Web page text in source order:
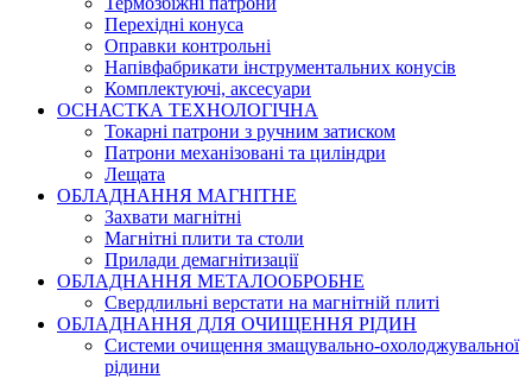
Перехідні конуса
Оправки контрольні
Напівфабрикати інструментальних конусів
Комплектуючі, аксесуари
ОСНАСТКА ТЕХНОЛОГІЧНА
Токарні патрони з ручним затиском
Патрони механізовані та циліндри
Лещата
ОБЛАДНАННЯ МАГНІТНЕ
Захвати магнітні
Магнітні плити та столи
Прилади демагнітизації
ОБЛАДНАННЯ МЕТАЛООБРОБНЕ
Свердлильні верстати на магнітній плиті
ОБЛАДНАННЯ ДЛЯ ОЧИЩЕННЯ РІДИН
Системи очищення змащувально-охолоджувальної
рідини